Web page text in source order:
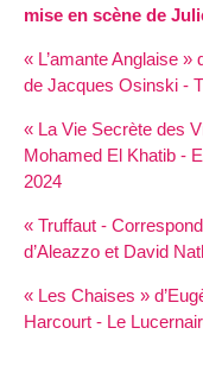
mise en scène de
« L’amante Anglaise
de Jacques Osinski -
« La Vie Secrète des
Mohamed El Khatib -
2024
« Truffaut -
d’Aleazzo et David
« Les Chaises »
Harcourt - Le